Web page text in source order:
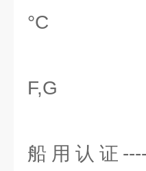
°C
CSA/
F,G
CSA/
船用认证